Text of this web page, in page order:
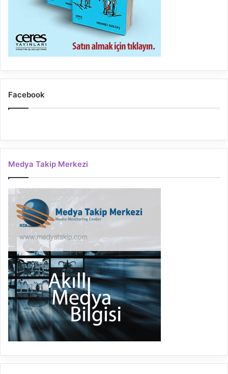
Facebook
Medya Takip Merkezi